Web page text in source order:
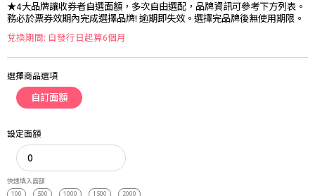
★4大品牌讓收券者自選面額，多次自由選配，品牌資訊可參考下方列表。
務必於票券效期內完成選擇品牌! 逾期即失效。選擇完品牌後無使用期限。
兌換期間: 自發行日起算6個月
選擇商品選項
自訂面額
設定面額
快速填入面額
100
500 1000 1500 2000